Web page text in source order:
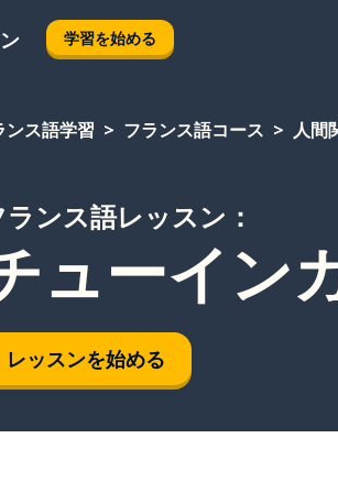
学習を始める
ンス語学習 フランス語コース 人間
ランス語レッスン：
ューイン
レッスンを始める